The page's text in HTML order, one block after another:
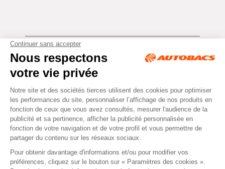
Tous droits réservés © Autobacs
Mentions légales RGPD
Cookies CGV
Facebook Instagram